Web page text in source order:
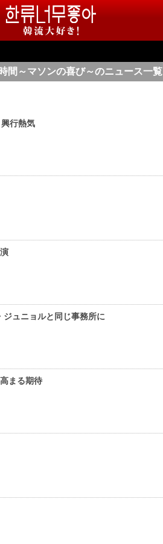
間～マソンの喜び～のニュース一覧
行熱気
ュニョルと同じ事務所に
まる期待